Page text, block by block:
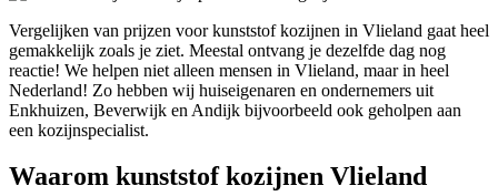
Vergelijken van prijzen voor kunststof kozijnen in Vlieland gaat heel
gemakkelijk zoals je ziet. Meestal ontvang je dezelfde dag nog
reactie! We helpen niet alleen mensen in Vlieland, maar in heel
Nederland! Zo hebben wij huiseigenaren en ondernemers uit
Enkhuizen, Beverwijk en Andijk bijvoorbeeld ook geholpen aan
een kozijnspecialist.
Waarom kunststof kozijnen Vlieland